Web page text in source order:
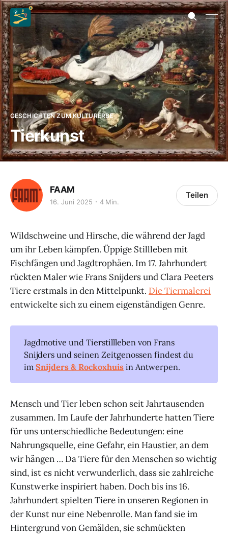
GESCHICHTEN ZUM KULTURERBE
Tierkunst
FAAM
16. Juni 2025 4 Min.
Teilen
Wildschweine und Hirsche, die während der Jagd
um ihr Leben kämpfen. Üppige Stillleben mit
Fischfängen und Jagdtrophäen. Im 17. Jahrhundert
rückten Maler wie Frans Snijders und Clara Peeters
Tiere erstmals in den Mittelpunkt. Die Tiermalerei
entwickelte sich zu einem eigenständigen Genre.
Jagdmotive und Tierstillleben von Frans
Snijders und seinen Zeitgenossen findest du
imSnijders & Rockoxhuis in Antwerpen.
Mensch und Tier leben schon seit Jahrtausenden
zusammen. Im Laufe der Jahrhunderte hatten Tiere
für uns unterschiedliche Bedeutungen: eine
Nahrungsquelle, eine Gefahr, ein Haustier, an dem
wir hängen … Da Tiere für den Menschen so wichtig
sind, ist es nicht verwunderlich, dass sie zahlreiche
Kunstwerke inspiriert haben. Doch bis ins 16.
Jahrhundert spielten Tiere in unseren Regionen in
der Kunst nur eine Nebenrolle. Man fand sie im
Hintergrund von Gemälden, sie schmückten